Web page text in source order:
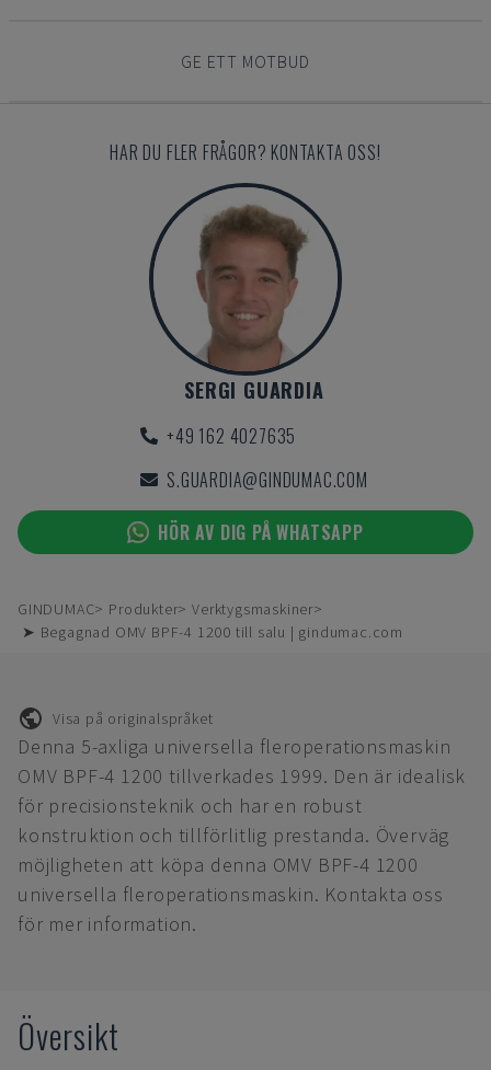
GE ETT MOTBUD
HAR DU FLER FRÅGOR? KONTAKTA OSS!
SERGI GUARDIA
+49 162 4027635
S.GUARDIA@GINDUMAC.COM
HÖR AV DIG PÅ WHATSAPP
GINDUMAC Produkter
Verktygsmaskiner
➤ Begagnad OMV BPF-4 1200 till salu | gindumac.com
Visa på originalspråket
Denna 5-axliga universella fleroperationsmaskin
OMV BPF-4 1200 tillverkades 1999. Den är idealisk
för precisionsteknik och har en robust
konstruktion och tillförlitlig prestanda. Överväg
möjligheten att köpa denna OMV BPF-4 1200
universella fleroperationsmaskin. Kontakta oss
för mer information.
Översikt